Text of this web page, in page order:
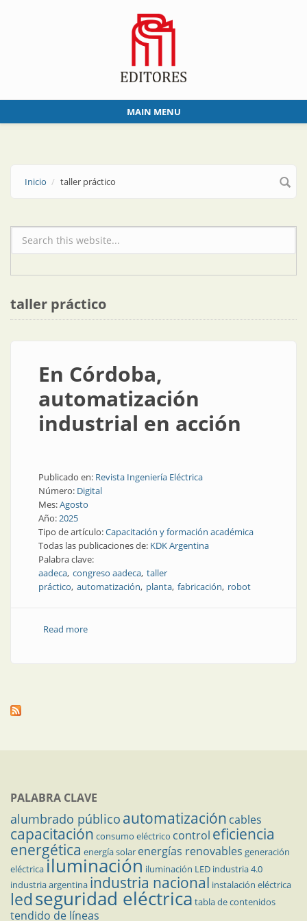
MAIN MENU
Inicio taller práctico
Formulario de búsqueda
taller práctico
En Córdoba,
automatización
industrial en acción
Publicado en: Revista Ingeniería Eléctrica
Número: Digital
Mes:Agosto
Año:2025
Tipo de artículo:Capacitación y formación académica
Todas las publicaciones de: KDK Argentina
Palabra clave:
aadeca congreso aadeca taller
práctico automatización planta fabricación robot
Read moreabout En Córdoba, automatización industrial en
PALABRA CLAVE
alumbrado público automatización cables
capacitación consumo eléctrico control eficiencia
energética energía solar energías renovables generación
eléctricailuminación iluminación LED industria 4.0
industria argentina industria nacional instalación eléctrica
ledseguridad eléctrica tabla de contenidos
tendido de líneas